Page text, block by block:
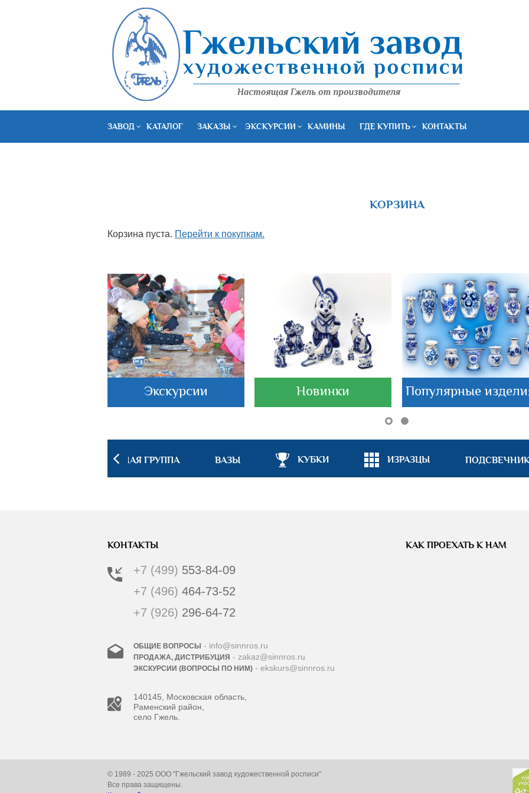
ЗАВОД КАТАЛОГ ЗАКАЗЫ ЭКСКУРСИИ КАМИНЫ ГДЕ КУПИТЬ КОНТАКТЫ
КОРЗИНА
Корзина пуста. Перейти к покупкам.
Экскурсии Новинки Популярные
ПОСУДНАЯ ГРУППА ВАЗЫ КУБКИ ИЗРАЗЦЫ
КОНТАКТЫ
+7 (499) 553-84-09
+7 (496)464-73-52
+7 (926) 296-64-72
ОБЩИЕ ВОПРОСЫ - info@sinnros.ru
ПРОДАЖА, ДИСТРИБУЦИЯ - zakaz@sinnros.ru
ЭКСКУРСИИ (ВОПРОСЫ ПО НИМ) - ekskurs@sinnros.ru
140145, Московская область,
Раменский район,
село Гжель.
КАК ПРОЕХАТЬ К НАМ
© 1989 - 2025 ООО "Гжельский завод художественной росписи"
Все права защищены.